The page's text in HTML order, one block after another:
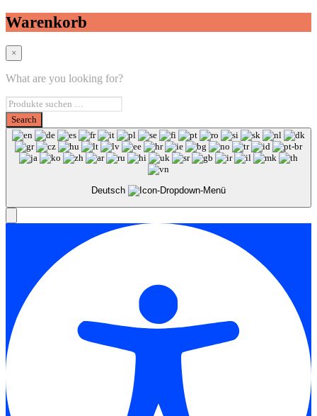
Warenkorb
×
What are you looking for?
Deutsch